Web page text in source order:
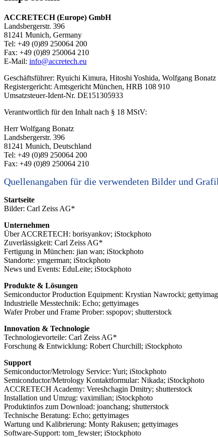
ACCRETECH (Europe) GmbH
Landsbergerstr. 396
81241 Munich, Germany
Tel: +49 (0)89 250064 200
Fax: +49 (0)89 250064 210
E-Mail: info@accretech.eu
Geschäftsführer: Ryuichi Kimura, Hitoshi Yoshida, Wolfgang Bonatz
Registergericht: Amtsgericht München, HRB 108 910
Umsatzsteuer-Ident-Nr. DE151305933
Verantwortlich für den Inhalt nach § 18 MStV:
Herr Wolfgang Bonatz
Landsbergerstr. 396
81241 Munich, Deutschland
Tel: +49 (0)89 250064 200
Fax: +49 (0)89 250064 210
Quellenangaben für die verwendeten Bilder und
Startseite
Bilder: Carl Zeiss AG*
Unternehmen
Über ACCRETECH: borisyankov; iStockphoto
Zuverlässigkeit: Carl Zeiss AG*
Fertigung in München: jian wan; iStockphoto
Standorte: ymgerman; iStockphoto
News und Events: EduLeite; iStockphoto
Produkte & Lösungen
Semiconductor Production Equipment: Krystian Nawrocki;
Industrielle Messtechnik: Echo; gettyimages
Wafer Prober und Frame Prober: sspopov; shutterstock
Innovation & Technologie
Technologievorteile: Carl Zeiss AG*
Forschung & Entwicklung: Robert Churchill; iStockphoto
Support
Semiconductor/Metrology Service: Yuri; iStockphoto
Semiconductor/Metrology Kontaktformular: Nikada; iStockphoto
ACCRETECH Academy: Vereshchagin Dmitry; shutterstock
Installation und Umzug: vaximilian; iStockphoto
Produktinfos zum Download: joanchang; shutterstock
Technische Beratung: Echo; gettyimages
Wartung und Kalibrierung: Monty Rakusen; gettyimages
Software-Support: tom_fewster; iStockphoto